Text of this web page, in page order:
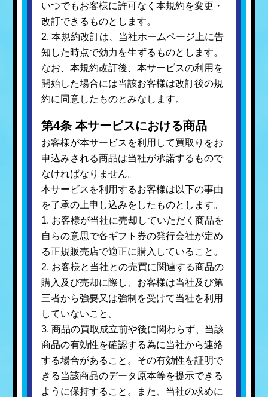
いつでもお客様に許可なく本規約を変更・
改訂できるものとします。
2. 本規約改訂は、当社ホームページ上に告
知した時点で効力を生ずるものとします。
なお、本規約改訂後、本サービスの利用を
開始した場合には当該お客様は改訂後の規
約に同意したものとみなします。
第4条 本サービスにおける商品
お客様が本サービスを利用して買取りをお
申込みされる商品は当社が承諾するもので
なければなりません。
本サービスを利用するお客様は以下の事由
を了承の上申し込みをしたものとします。
1. お客様が当社に売却していただく商品を
自らの意思で各ギフト券の発行会社が定め
る正規販売店で適正に購入していること。
2. お客様と当社との売買に関連する商品の
購入及び売却に際し、お客様は当社及び第
三者から強要又は強制を受けて当社を利用
していないこと。
3. 商品の買取成立前や後に関わらず、当該
商品の有効性を確認する為に当社から連絡
する場合があること。その有効性を証明で
きる当該商品のデータ原本等を提示できる
ように保持すること。また、当社の求めに